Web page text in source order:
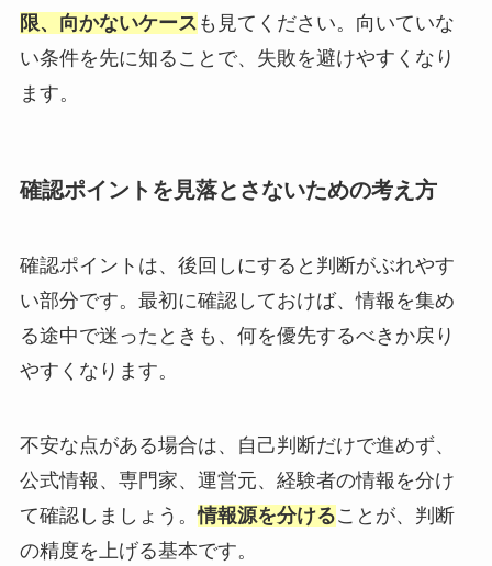
限、向かないケース も見てください。向いていな
い条件を先に知ることで、失敗を避けやすくなり
ます。
確認ポイントを見落とさないための考え方
確認ポイントは、後回しにすると判断がぶれやす
い部分です。最初に確認しておけば、情報を集め
る途中で迷ったときも、何を優先するべきか戻り
やすくなります。
不安な点がある場合は、自己判断だけで進めず、
公式情報、専門家、運営元、経験者の情報を分け
て確認しましょう。情報源を分けることが、判断
の精度を上げる基本です。